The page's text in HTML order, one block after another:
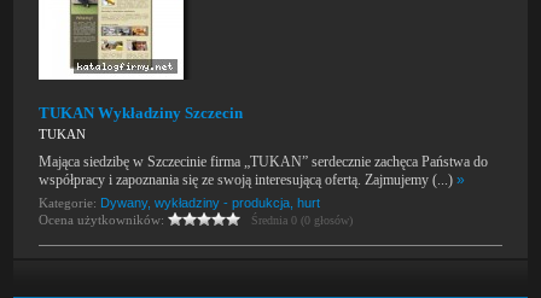
TUKAN Wykładziny Szczecin
TUKAN
Mająca siedzibę w Szczecinie firma „TUKAN” serdecznie zachęca Państwa do
współpracy i zapoznania się ze swoją interesującą ofertą. Zajmujemy (...)»
Kategorie: Dywany, wykładziny - produkcja, hurt
Ocena użytkowników:
Średnia 0 (0 głosów)